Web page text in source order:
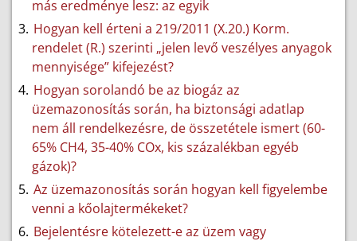
más eredménye lesz: az egyik
Hogyan kell érteni a 219/2011 (X.20.) Korm.
rendelet (R.) szerinti „jelen levő veszélyes anyagok
mennyisége” kifejezést?
Hogyan sorolandó be az biogáz az
üzemazonosítás során, ha biztonsági adatlap
nem áll rendelkezésre, de összetétele ismert (60-
65% CH4, 35-40% COx, kis százalékban egyéb
gázok)?
Az üzemazonosítás során hogyan kell figyelembe
venni a kőolajtermékeket?
Bejelentésre kötelezett-e az üzem vagy